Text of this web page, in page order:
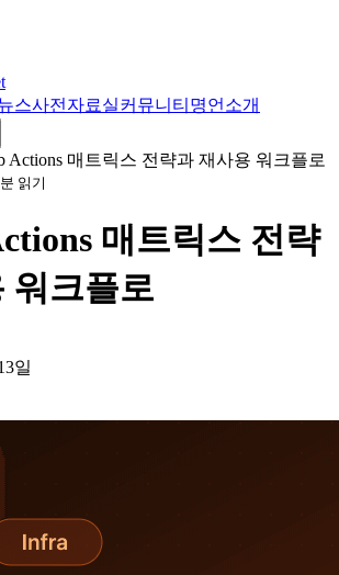
스사전 자료실커뮤니티 명언 소개
Actions 매트릭스 전략과 재사용 워크플로
분 읽기
매트릭스 전략
워크플로
일